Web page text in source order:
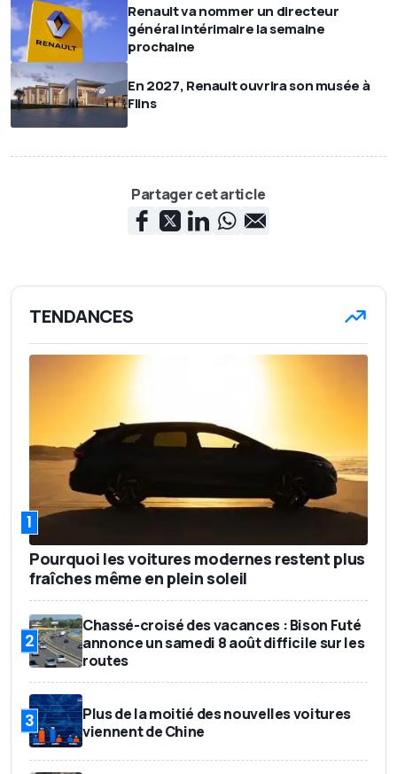
Renault va nommer un directeur
général intérimaire la semaine
prochaine
En 2027, Renault ouvrira son musée à
Flins
Partager cet article
TENDANCES
1
Pourquoi les voitures modernes restent plus
fraîches même en plein soleil
2
Chassé-croisé des vacances : Bison Futé
annonce un samedi 8 août difficile sur les
routes
3
Plus de la moitié des nouvelles voitures
viennent de Chine